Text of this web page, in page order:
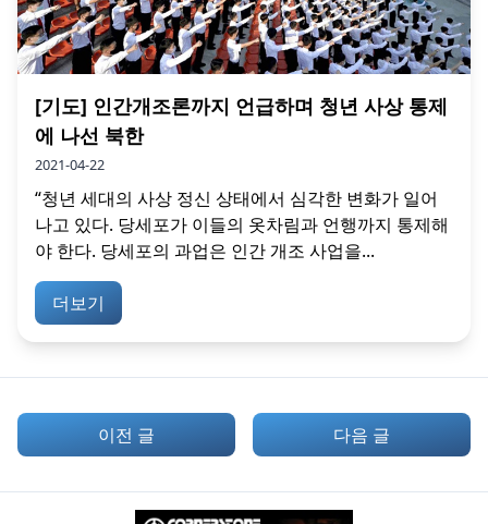
[기도] 인간개조론까지 언급하며 청년 사상 통제
에 나선 북한
2021-04-22
“청년 세대의 사상 정신 상태에서 심각한 변화가 일어
나고 있다. 당세포가 이들의 옷차림과 언행까지 통제해
야 한다. 당세포의 과업은 인간 개조 사업을...
더보기
이전 글 다음 글